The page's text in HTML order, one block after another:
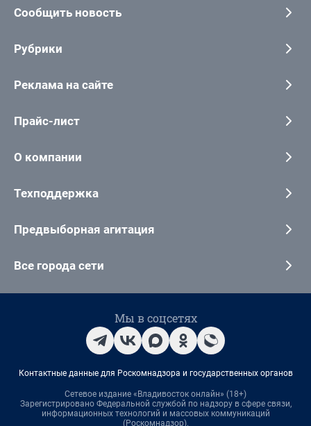
Сообщить новость
Рубрики
Реклама на сайте
Прайс-лист
О компании
Техподдержка
Предвыборная агитация
Все города сети
Мы в соцсетях
Контактные данные для Роскомнадзора и государственных органов
Сетевое издание «Владивосток онлайн» (18+)
Зарегистрировано Федеральной службой по надзору в сфере связи,
информационных технологий и массовых коммуникаций
(Роскомнадзор).